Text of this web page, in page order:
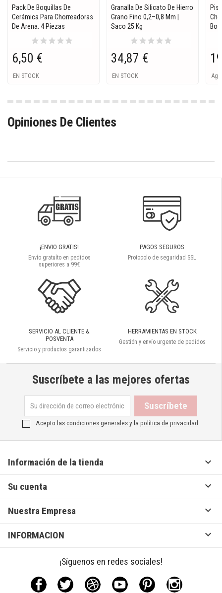
Pack De Boquillas De
Cerámica Para Chorreadoras
De Arena. 4 Piezas
starstarstarstarstar
6,50 €
EN STOCK
Granalla De Silicato De Hierro
Grano Fino 0,2–0,8 Mm |
Saco 25 Kg
starstarstarstarstar
34,87 €
EN STOCK
Opiniones De Clientes
¡ENVIO GRATIS!
Envío gratuíto en pedidos
superiores a 99€
PAGOS SEGUROS
Protocolo de seguridad SSL
SERVICIO AL CLIENTE &
POSVENTA
Servicio y productos garantizados
HERRAMIENTAS EN STOCK
Gestión y envío urgente de pedidos
Suscríbete a las mejores ofertas
Acepto lascondiciones generalesy la política de privacidad
Información de la tienda 
Su cuenta 
Nuestra Empresa 
INFORMACION 
¡Síguenos en redes sociales!
Facebook Twitter Rss YouTubePinterestInstagram